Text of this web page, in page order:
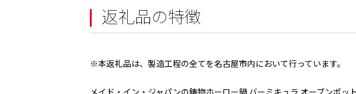
返礼品の特徴
※本返礼品は、製造工程の全てを名古屋市内において行っています。